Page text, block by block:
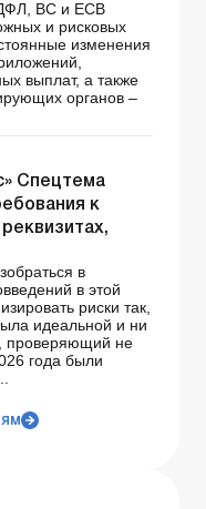
ВС и ЕСВ
и рисковых
изменения
выплат, а также
органов –
Спецтема
к
в
в этой
риски так,
идеальной и ни
проверяющий не
года были